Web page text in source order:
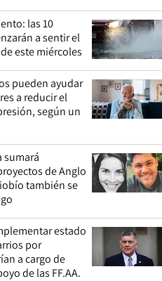
las 10
a sentir el
este miércoles
pueden ayudar
a reducir el
según un
sumará
de Anglo
también se
estado
por
a cargo de
de las FF.AA.